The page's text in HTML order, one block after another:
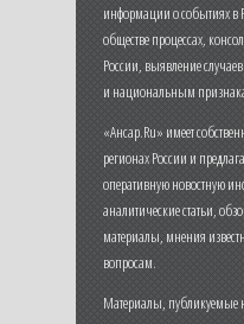
информации о событиях в
обществе процессах,
России, выявление
и национальным
«Ансар.Ru» имеет
регионах России и
оперативную новостную
аналитические статьи,
материалы, мнения
вопросам.
Материалы, публикуемые